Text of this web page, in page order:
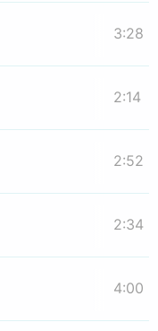
3:28
2:14
2:52
2:34
4:00